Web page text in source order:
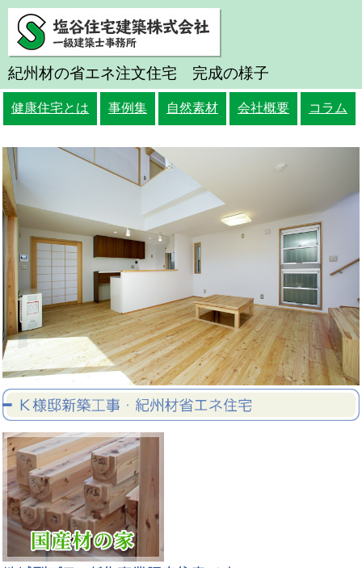
紀州材の省エネ注文住宅 完成の様子
健康住宅とは 事例集 自然素材 会社概要 コラム